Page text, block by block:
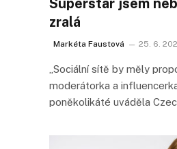
Superstar jsem
zralá
Markéta Faustová 25. 6.
„Sociální sítě by měly
moderátorka a
poněkolikáté uváděla